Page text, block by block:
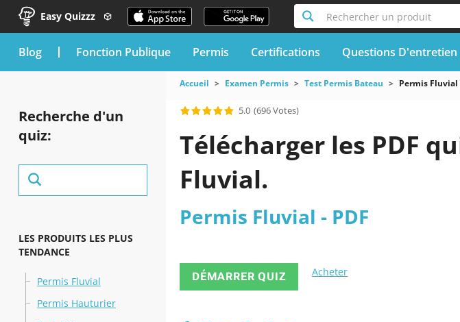
Easy Quizzz Rechercher un produit
blog Fonction Publique Permis Certifications Questions D'entretien
Recherche d'un
quiz:
LES PRODUITS LES PLUS
TENDANCE
Permis Fluvial
Permis Hauturier
Accueil Examen Permis Test Permis Bateau Permis Fluvial
5.0 (696 Votes)
Télécharger les PDF
Fluvial.
Permis Fluvial - PDF
DÉMARRER QUIZ Acheter